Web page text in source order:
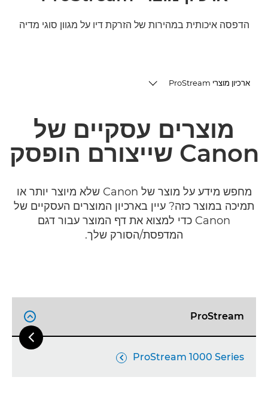
הדפסה איכותית במהירות של הזרקת דיו על מגוון סוגי מדיה
ארכיון מוצרי ProStream
מוצרים קשורים ופתרונות
מוצרים עסקיים של
Canon שייצורם הופסק
מחפש מידע על מוצר של Canon שלא מיוצר יותר או
תמיכה במוצר כזה? עיין בארכיון המוצרים העסקיים של
Canon כדי למצוא את דף המוצר עבור דגם
המדפסת/הסורק שלך.
ProStream

ProStream 1000 Series

